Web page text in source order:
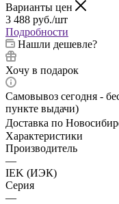
Варианты цен
3 488 руб./шт
Подробности
Нашли дешевле?
Хочу в подарок
Самовывоз сегодня -
пункте выдачи)
Доставка по
Характеристики
Производитель
—
IEK (ИЭК)
Серия
—